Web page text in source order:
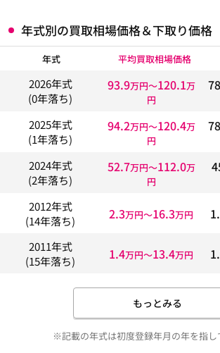
年式別の買取相場価格＆下取り価格
年式 平均買取相場価格
2026年式
(0年落ち)
93.9万円〜120.1万
円
2025年式
(1年落ち)
94.2万円〜120.4万
円
2024年式
(2年落ち)
52.7万円〜112.0万
円
2012年式
(14年落ち)
2.3万円〜16.3万円
2011年式
(15年落ち)
1.4万円〜13.4万円
もっとみる
※記載の年式は初度登録年月の年を指し